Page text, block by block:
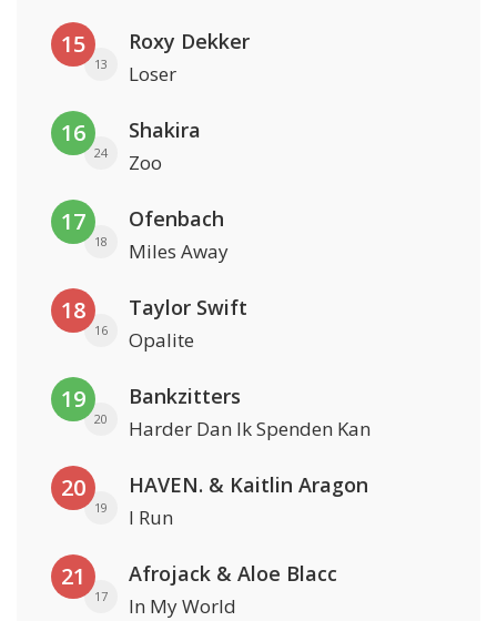
15
13
Roxy Dekker
Loser
16
24
Shakira
Zoo
17
18
Ofenbach
Miles Away
18
16
Taylor Swift
Opalite
19
20
Bankzitters
Harder Dan Ik Spenden Kan
20
19
HAVEN. & Kaitlin Aragon
I Run
21
17
Afrojack & Aloe Blacc
In My World